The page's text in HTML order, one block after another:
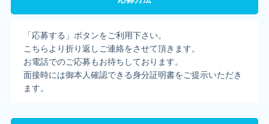
「応募する」ボタンをご利用下さい。
こちらより折り返しご連絡をさせて頂きます。
お電話でのご応募もお待ちしております。
面接時には御本人確認できる身分証明書をご提示いただき
ます。